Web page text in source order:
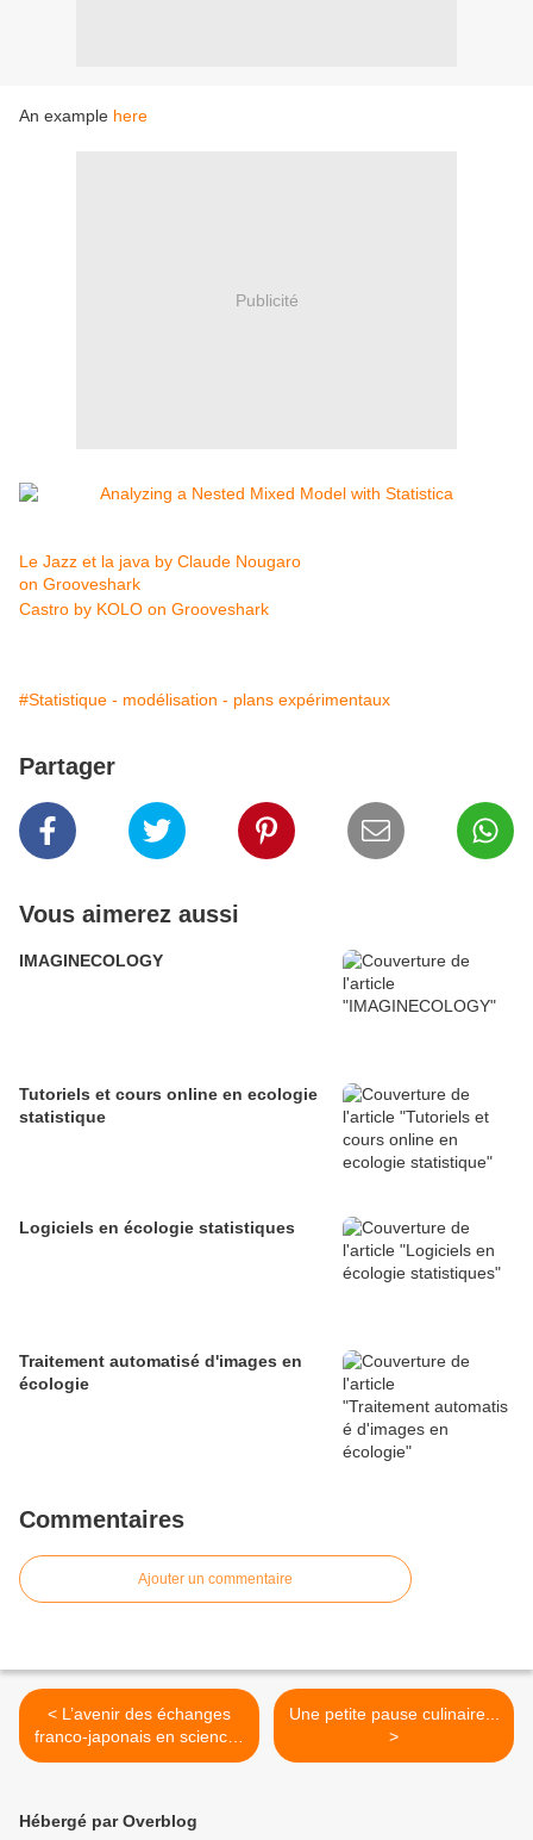
An example here
Publicité
Le Jazz et la java by Claude Nougaro
on Grooveshark
Castro by KOLO on Grooveshark
#Statistique - modélisation - plans expérimentaux
Partager
Vous aimerez aussi
IMAGINECOLOGY
Tutoriels et cours online en ecologie
statistique
Logiciels en écologie statistiques
Traitement automatisé d'images en
écologie
Commentaires
Ajouter un commentaire
< L’avenir des échanges
franco-japonais en sciences
humaines et sociales
Une petite pause culinaire...
>
Hébergé par Overblog